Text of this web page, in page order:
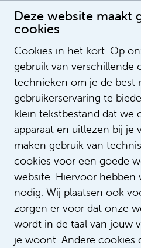
Deze website maakt
cookies
Cookies in het kort. Op
gebruik van verschillende
technieken om je de best
gebruikerservaring te
klein tekstbestand dat we
apparaat en uitlezen bij je
maken gebruik van
cookies voor een goede
website. Hiervoor
nodig. Wij plaatsen ook
zorgen er voor dat onze
wordt in de taal van jouw
je woont. Andere cookies
Verpleegkundige visie 2021
Publication date: 27-7-2022
LegendSorting
ListOrderValue
LegendNotification
LegendContent
SubTitle
ImageUrl
https://
VideoID
https://
AspectRatio
200_113
LinkTitle
LinkUrl